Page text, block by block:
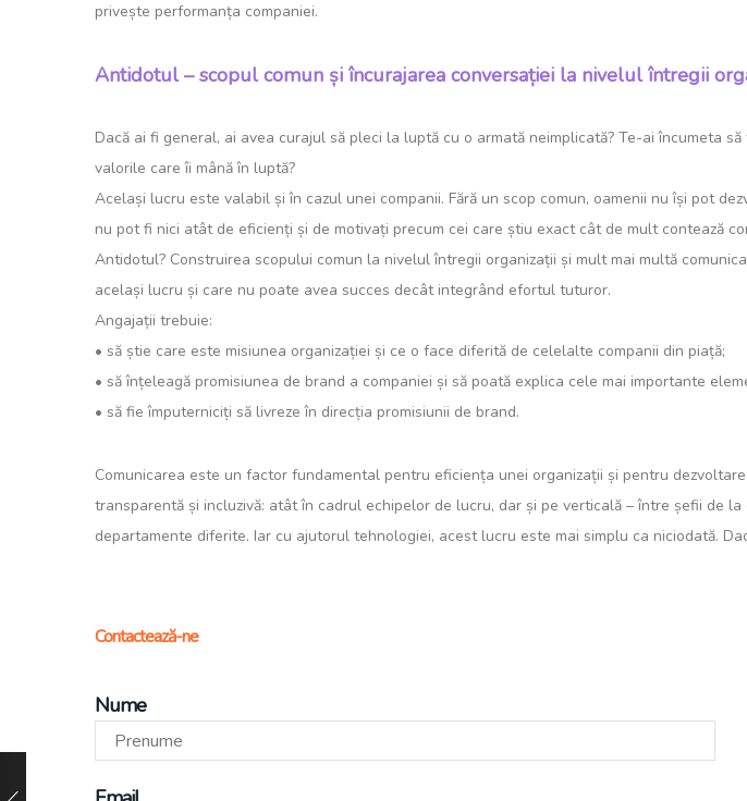
privește performanța companiei.
Antidotul – scopul comun și încurajarea conversației la nivelul întregii
Dacă ai fi general, ai avea curajul să pleci la luptă cu o armată neimplicată? Te-ai încumeta
valorile care îi mână în luptă?
Același lucru este valabil și în cazul unei companii. Fără un scop comun, oamenii nu își pot
nu pot fi nici atât de eficienți și de motivați precum cei care știu exact cât de mult contează
Antidotul? Construirea scopului comun la nivelul întregii organizații și mult mai multă
același lucru și care nu poate avea succes decât integrând efortul tuturor.
Angajații trebuie:
• să știe care este misiunea organizației și ce o face diferită de celelalte companii din piață;
• să înțeleagă promisiunea de brand a companiei și să poată explica cele mai importante
• să fie împuterniciți să livreze în direcția promisiunii de brand.
Comunicarea este un factor fundamental pentru eficiența unei organizații și pentru
transparentă și incluzivă: atât în cadrul echipelor de lucru, dar și pe verticală – între șefii de
departamente diferite. Iar cu ajutorul tehnologiei, acest lucru este mai simplu ca niciodată.
Contactează-ne
Nume